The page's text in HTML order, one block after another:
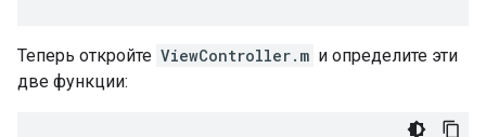
Теперь откройте ViewController.m и определите эти
две функции: